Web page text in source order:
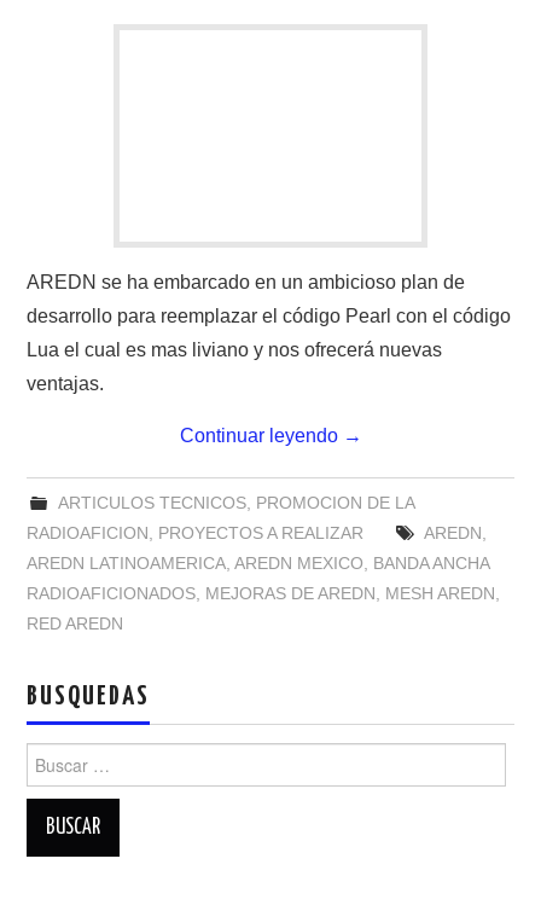
AREDN se ha embarcado en un ambicioso plan de
desarrollo para reemplazar el código Pearl con el código
Lua el cual es mas liviano y nos ofrecerá nuevas
ventajas.
Continuar leyendo →
ARTICULOS TECNICOS, PROMOCION DE LA
RADIOAFICION, PROYECTOS A REALIZAR AREDN,
AREDN LATINOAMERICA,AREDN MEXICO, BANDA ANCHA
RADIOAFICIONADOS, MEJORAS DE AREDN, MESH AREDN,
RED AREDN
BUSQUEDAS
Buscar: